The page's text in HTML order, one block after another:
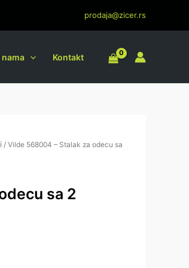
prodaja@zicer.rs
nama Kontakt
/ Vilde 568004 – Stalak za odecu sa
sa 2